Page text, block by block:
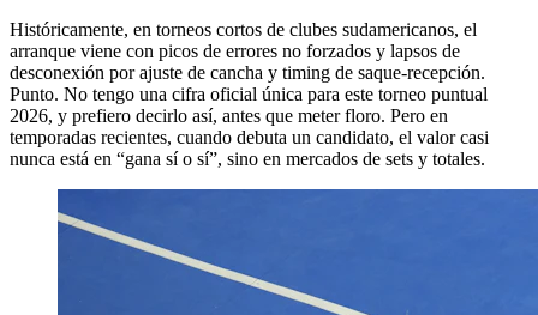
Históricamente, en torneos cortos de clubes sudamericanos, el
arranque viene con picos de errores no forzados y lapsos de
desconexión por ajuste de cancha y timing de saque-recepción.
Punto. No tengo una cifra oficial única para este torneo puntual
2026, y prefiero decirlo así, antes que meter floro. Pero en
temporadas recientes, cuando debuta un candidato, el valor casi
nunca está en “gana sí o sí”, sino en mercados de sets y totales.